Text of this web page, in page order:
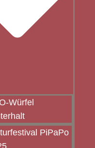
Würfel
PiPaPo